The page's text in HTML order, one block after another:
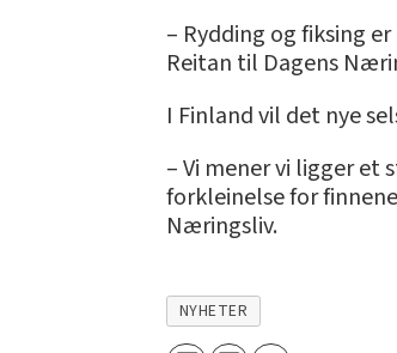
– Rydding og fiksing
Reitan til Dagens
I Finland vil det nye
– Vi mener vi ligger et
forkleinelse for
Næringsliv.
NYHETER